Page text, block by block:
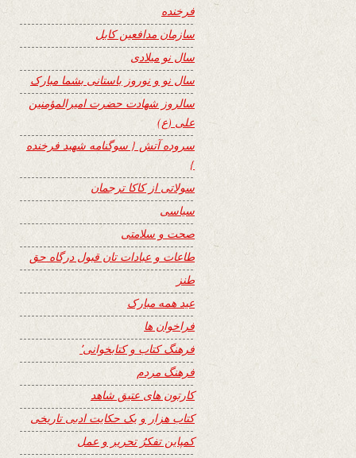
فرخنده
سازمان مدافعین کابل
سال نو میلادی
سال نو و نوروز باستانی بشما مبارک
سالروز شهادت حضرت امیرالمؤمنین
علی (ع)
سروده آتش { سوگنامه شهید فرخنده
}
سولاتی از کاکا ترجمان
سیاسی
صحت و سلامتی
طاعات و عبادات تان قبول درگاه حق
طنز
عید همه مبارک
فراخوان ها
فرهنگ کتاب و کتابخوانی٬
فرهنگ مردم
کارتون های عتیق شاهد
کتاب هزار و یک حکایت ادبی تاریخی
کمپاین تفکرُ تحریر و عمل